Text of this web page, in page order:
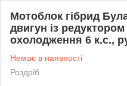
Мотоблок гібрид
двигун із
охолодження 6 к.с.,
Немає в наявності
Роздріб